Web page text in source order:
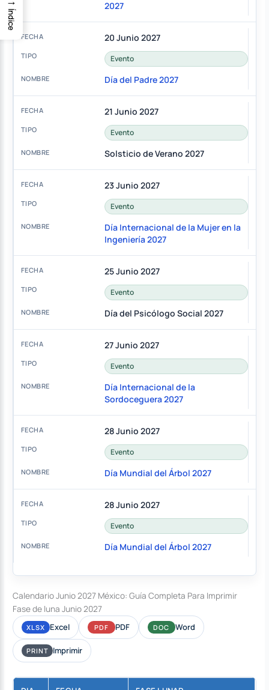
2027
20 Junio 2027
Evento
Día del Padre 2027
21 Junio 2027
Evento
Solsticio de Verano 2027
23 Junio 2027
Evento
Día Internacional de la Mujer en la
Ingeniería 2027
25 Junio 2027
Evento
Día del Psicólogo Social 2027
27 Junio 2027
Evento
Día Internacional de la
Sordoceguera 2027
28 Junio 2027
Evento
Día Mundial del Árbol 2027
28 Junio 2027
Evento
Día Mundial del Árbol 2027
Calendario Junio 2027 México: Guía Completa Para Imprimir
Fase de luna Junio 2027
XLSX Excel PDF PDF DOC Word
PRINT Imprimir
Índice